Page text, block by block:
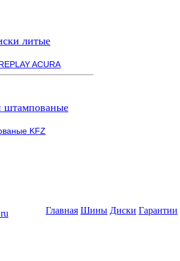
литые
ACURA
штампованые
KFZ
Главная Шины Диски Гарантии